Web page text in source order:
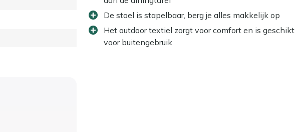
De stoel is stapelbaar, berg je alles makkelijk op
Het outdoor textiel zorgt voor comfort en is geschikt
voor buitengebruik